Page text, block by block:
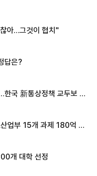
아…그것이 협치"
답은?
국 新통상정책 교두보 활
업부 15개 과제 180억 지
개 대학 선정